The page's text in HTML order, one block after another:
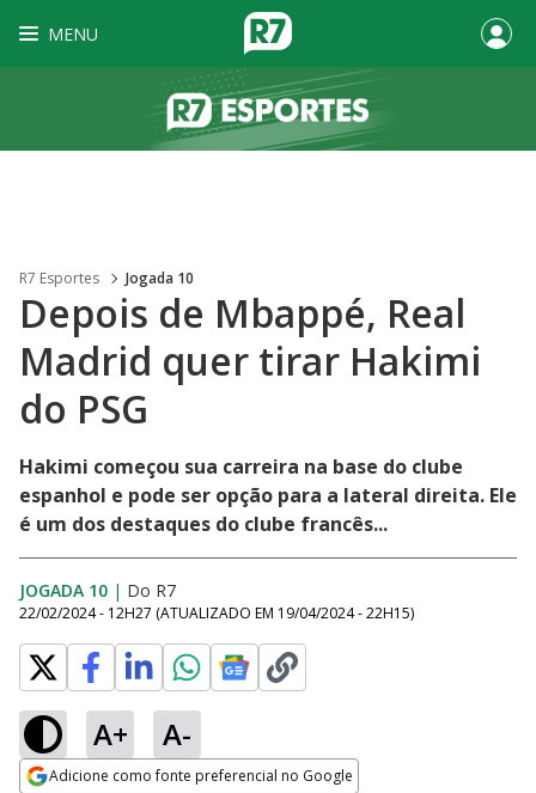
MENU
R7 Esportes Jogada 10
Depois de Mbappé, Real
Madrid quer tirar Hakimi
do PSG
Hakimi começou sua carreira na base do clube
espanhol e pode ser opção para a lateral direita. Ele
é um dos destaques do clube francês...
JOGADA 10 | Do R7
22/02/2024 - 12H27 (ATUALIZADO EM 19/04/2024 - 22H15)
A+ A-
Adicione como fonte preferencial no Google